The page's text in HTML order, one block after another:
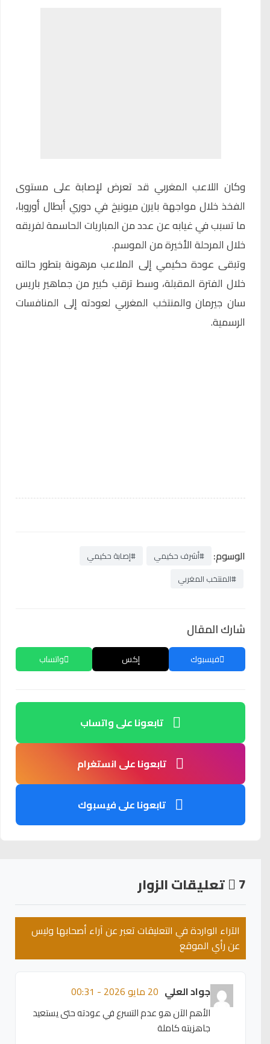
وكان اللاعب المغربي قد تعرض لإصابة على مستوى
الفخذ خلال مواجهة بايرن ميونيخ في دوري أبطال أوروبا،
ما تسبب في غيابه عن عدد من المباريات الحاسمة لفريقه
خلال المرحلة الأخيرة من الموسم.
وتبقى عودة حكيمي إلى الملاعب مرهونة بتطور حالته
خلال الفترة المقبلة، وسط ترقب كبير من جماهير باريس
سان جيرمان والمنتخب المغربي لعودته إلى المنافسات
الرسمية.
الوسوم: #أشرف حكيمي
#إصابة حكيمي
#المنتخب المغربي
شارك المقال
فيسبوك إكس واتساب
تابعونا على واتساب
تابعونا على انستغرام
تابعونا على فيسبوك
7 تعليقات الزوار
الآراء الواردة في التعليقات تعبر عن آراء أصحابها وليس
عن رأي الموقع
جواد العلي 20 مايو 2026 - 00:31
الأهم الآن هو عدم التسرع في عودته حتى يستعيد
جاهزيته كاملة